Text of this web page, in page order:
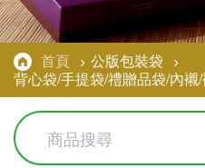
首頁
公版包裝袋
背心袋/手提袋/禮贈品袋/內襯